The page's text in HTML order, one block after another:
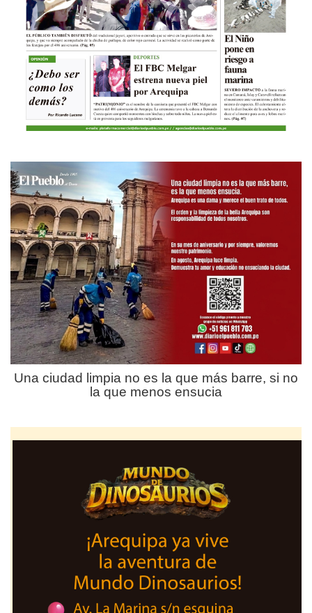
Una ciudad limpia no es la que más barre, si no
la que menos ensucia